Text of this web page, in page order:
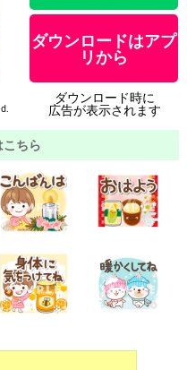
ダウンロードはアプ
リから
ダウンロード時に
広告が表示されます
ちら